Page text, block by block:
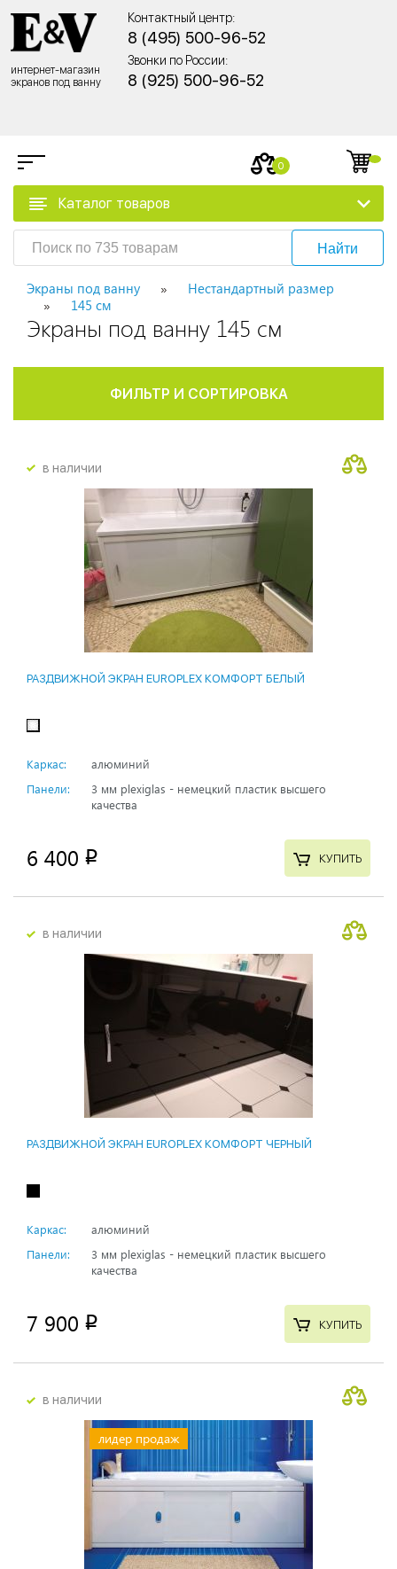
интернет-магазин
экранов под ванну
Контактный центр:
8 (495) 500-96-52
Звонки по России:
8 (925) 500-96-52
0
Каталог товаров
Найти
Экраны под ванну
Нестандартный размер
145 см
Экраны под ванну 145 см
ФИЛЬТР И СОРТИРОВКА
в наличии
РАЗДВИЖНОЙ ЭКРАН EUROPLEX КОМФОРТ БЕЛЫЙ
Каркас:
алюминий
Панели:
3 мм plexiglas - немецкий пластик высшего
качества
6 400 p КУПИТЬ
в наличии
РАЗДВИЖНОЙ ЭКРАН EUROPLEX КОМФОРТ ЧЕРНЫЙ
Каркас:
алюминий
Панели:
3 мм plexiglas - немецкий пластик высшего
качества
7 900 p КУПИТЬ
в наличии
лидер продаж